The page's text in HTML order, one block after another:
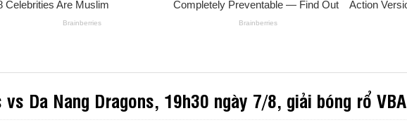
Da Nang Dragons, 19h30 ngày 7/8, giải bóng rổ VBA